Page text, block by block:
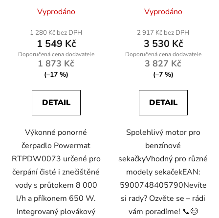
l/h s plovákovým
spínačem
Vyprodáno
1 280 Kč bez DPH
1 549 Kč
1 873 Kč
(–17 %)
DETAIL
Výkonné ponorné
čerpadlo Powermat
RTPDW0073 určené pro
čerpání čisté i znečištěné
vody s průtokem 8 000
l/h a příkonem 650 W.
Integrovaný plovákový
Vyprodáno
2 917 Kč bez DPH
3 530 Kč
3 827 Kč
(–7 %)
DETAIL
Spolehlivý motor pro
benzínové
sekačkyVhodný pro různé
modely sekačekEAN:
5900748405790Nevíte
si rady? Ozvěte se – rádi
vám poradíme! 📞😊